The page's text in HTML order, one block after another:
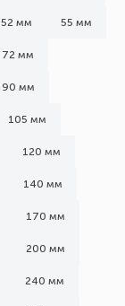
52 мм 55 мм
72 мм
90 мм
105 мм
120 мм
140 мм
170 мм
200 мм
240 мм